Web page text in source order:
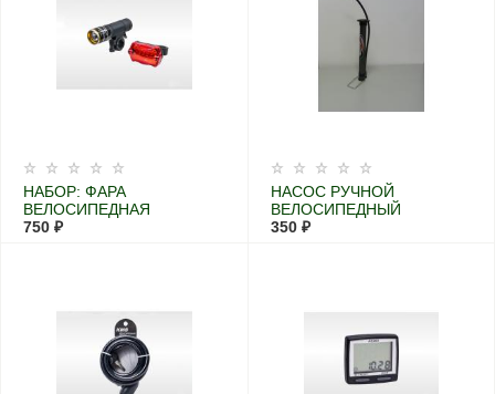
НАБОР: ФАРА
ВЕЛОСИПЕДНАЯ
ПЕРЕДНЯЯ С
750 ₽
НАСОС РУЧНОЙ
ВЕЛОСИПЕДНЫЙ
РОМАШКА
350 ₽